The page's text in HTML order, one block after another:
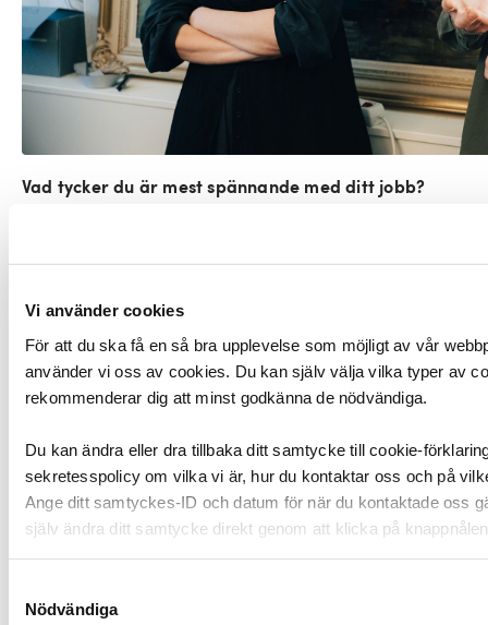
Vi använder cookies
För att du ska få en så bra upplevelse som möjligt av vår
använder vi oss av cookies. Du kan själv välja vilka typer av
rekommenderar dig att minst godkänna de nödvändiga.
Du kan ändra eller dra tillbaka ditt samtycke till cookie-
sekretesspolicy om vilka vi är, hur du kontaktar oss och på
Ange ditt samtyckes-ID och datum för när du kontaktade oss
själv ändra ditt samtycke direkt genom att klicka på
Nödvändiga
Vad tycker du är mest spännande med ditt jobb?
Ibland får man återkoppling och ibland läser man det
till morgonkaffet i DN.
Hur är din relation till DIK?
har behövt de få gångerna jag har vänt mig till DIK.
Till exempel var det av någon anledning så att vi som
jobbar med elektroniska arkiv hade mycket sämre
löner än de som jobbade med pappersarkiv, vilket jag
tyckte var ganska skevt eftersom vi har ju en dubbel
medarbetare krävde att vi skulle ha högre lön men